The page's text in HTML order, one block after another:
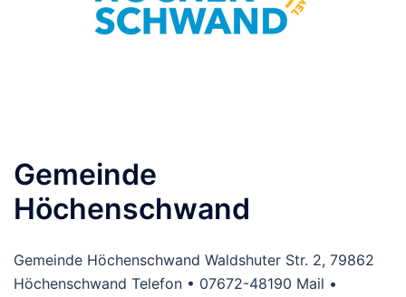
Gemeinde
Höchenschwand
Gemeinde Höchenschwand Waldshuter Str. 2, 79862
Höchenschwand Telefon • 07672-48190 Mail •